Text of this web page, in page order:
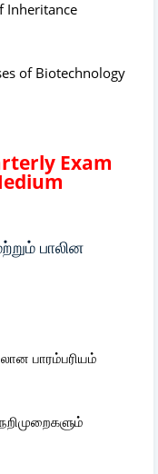
Inheritance
of Biotechnology
Exam
பாலின
பாரம்பரியம்